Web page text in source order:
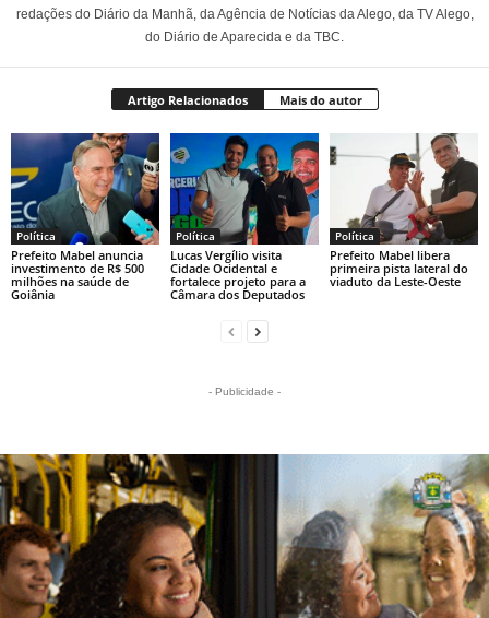
redações do Diário da Manhã, da Agência de Notícias da Alego, da TV Alego,
do Diário de Aparecida e da TBC.
Artigo Relacionados Mais do autor
Política
Prefeito Mabel anuncia
investimento de R$ 500
milhões na saúde de
Goiânia
Política
Lucas Vergílio visita
Cidade Ocidental e
fortalece projeto para a
Câmara dos Deputados
Política
Prefeito Mabel libera
primeira pista lateral do
viaduto da Leste-Oeste
- Publicidade -